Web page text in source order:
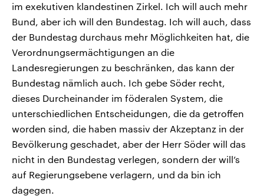
im exekutiven klandestinen Zirkel. Ich will auch mehr
Bund, aber ich will den Bundestag. Ich will auch, dass
der Bundestag durchaus mehr Möglichkeiten hat, die
Verordnungsermächtigungen an die
Landesregierungen zu beschränken, das kann der
Bundestag nämlich auch. Ich gebe Söder recht,
dieses Durcheinander im föderalen System, die
unterschiedlichen Entscheidungen, die da getroffen
worden sind, die haben massiv der Akzeptanz in der
Bevölkerung geschadet, aber der Herr Söder will das
nicht in den Bundestag verlegen, sondern der will’s
auf Regierungsebene verlagern, und da bin ich
dagegen.